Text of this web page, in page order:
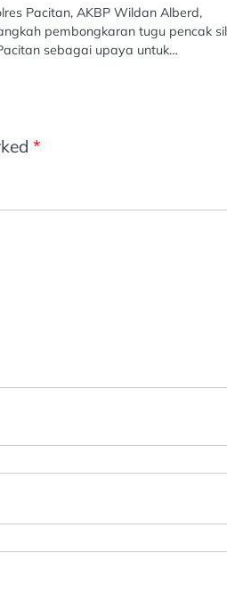
Pacitan, AKBP Wildan Alberd,
pembongkaran tugu pencak
sebagai upaya untuk…
*